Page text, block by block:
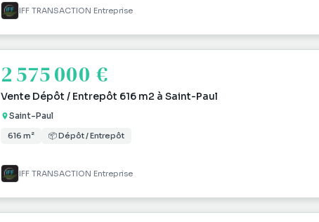
IFF TRANSACTION Entreprise
2 575 000 €
Vente Dépôt / Entrepôt 616 m2 à Saint-Paul
Saint-Paul
616 m² 📦 Dépôt / Entrepôt
IFF TRANSACTION Entreprise